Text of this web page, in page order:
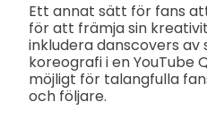
Ett annat sätt för fans
för att främja sin
inkludera danscovers
koreografi i en YouTube
möjligt för talangfulla
och följare.